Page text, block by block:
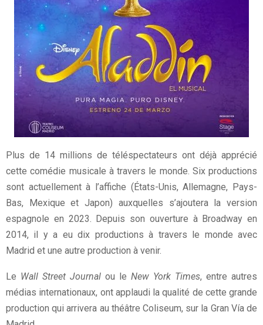
Plus de 14 millions de téléspectateurs ont déjà apprécié
cette comédie musicale à travers le monde. Six productions
sont actuellement à l’affiche (États-Unis, Allemagne, Pays-
Bas, Mexique et Japon) auxquelles s’ajoutera la version
espagnole en 2023. Depuis son ouverture à Broadway en
2014, il y a eu dix productions à travers le monde avec
Madrid et une autre production à venir.
Le Wall Street Journal ou le New York Times, entre autres
médias internationaux, ont applaudi la qualité de cette grande
production qui arrivera au théâtre Coliseum, sur la Gran Vía de